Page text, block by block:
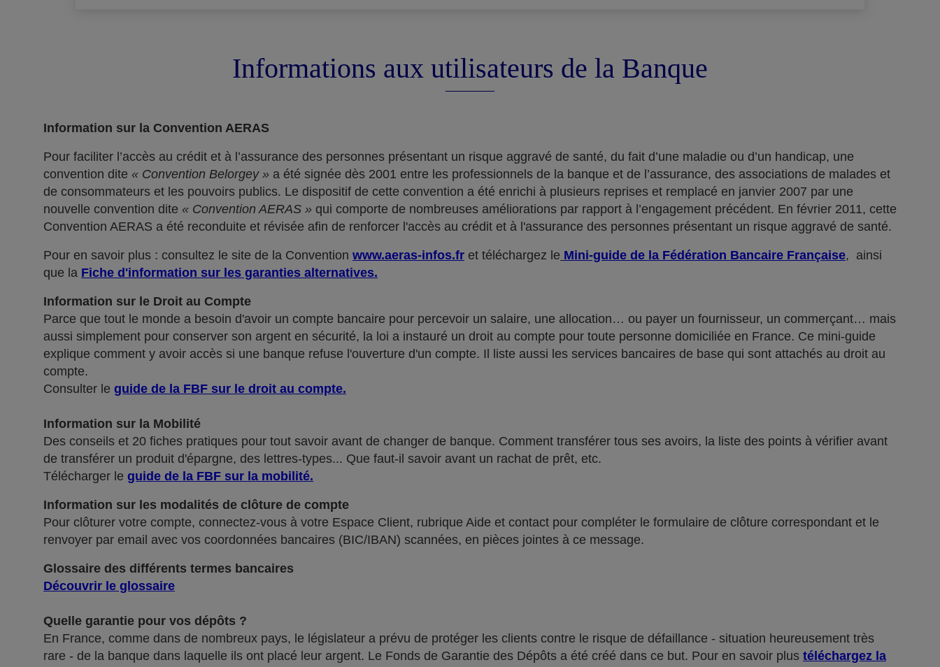
Informations aux utilisateurs de la Banque
Information sur la Convention AERAS
Pour faciliter l’accès au crédit et à l’assurance des personnes présentant un risque aggravé de santé, du fait d’une maladie ou d’un handicap, une
convention dite « Convention Belorgey » a été signée dès 2001 entre les professionnels de la banque et de l’assurance, des associations de malades et
de consommateurs et les pouvoirs publics. Le dispositif de cette convention a été enrichi à plusieurs reprises et remplacé en janvier 2007 par une
nouvelle convention dite « Convention AERAS » qui comporte de nombreuses améliorations par rapport à l’engagement précédent. En février 2011, cette
Convention AERAS a été reconduite et révisée afin de renforcer l'accès au crédit et à l'assurance des personnes présentant un risque aggravé de santé.
Pour en savoir plus : consultez le site de la Convention www.aeras-infos.fr et téléchargez le Mini-guide de la Fédération Bancaire Française, ainsi
que la Fiche d'information sur les garanties alternatives.
Information sur le Droit au Compte
Parce que tout le monde a besoin d'avoir un compte bancaire pour percevoir un salaire, une allocation… ou payer un fournisseur, un commerçant… mais
aussi simplement pour conserver son argent en sécurité, la loi a instauré un droit au compte pour toute personne domiciliée en France. Ce mini-guide
explique comment y avoir accès si une banque refuse l'ouverture d'un compte. Il liste aussi les services bancaires de base qui sont attachés au droit au
compte.
Consulter le guide de la FBF sur le droit au compte.
Information sur la Mobilité
Des conseils et 20 fiches pratiques pour tout savoir avant de changer de banque. Comment transférer tous ses avoirs, la liste des points à vérifier avant
de transférer un produit d'épargne, des lettres-types... Que faut-il savoir avant un rachat de prêt, etc.
Télécharger le guide de la FBF sur la mobilité.
Information sur les modalités de clôture de compte
Pour clôturer votre compte, connectez-vous à votre Espace Client, rubrique Aide et contact pour compléter le formulaire de clôture correspondant et le
renvoyer par email avec vos coordonnées bancaires (BIC/IBAN) scannées, en pièces jointes à ce message.
Glossaire des différents termes bancaires
Découvrir le glossaire
Quelle garantie pour vos dépôts ?
En France, comme dans de nombreux pays, le législateur a prévu de protéger les clients contre le risque de défaillance - situation heureusement très
rare - de la banque dans laquelle ils ont placé leur argent. Le Fonds de Garantie des Dépôts a été créé dans ce but. Pour en savoir plus téléchargez la